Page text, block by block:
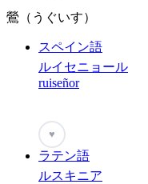
鶯（うぐいす）
スペイン語
ルイセニョール
ruiseñor
♥
ラテン語
ルスキニア